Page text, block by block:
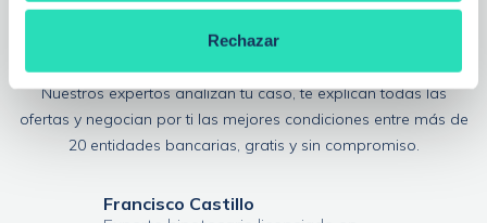
Rechazar
¿Necesitas la ayuda de un
experto?
Nuestros expertos analizan tu caso, te explican todas las
ofertas y negocian por ti las mejores condiciones entre más de
20 entidades bancarias, gratis y sin compromiso.
Francisco Castillo